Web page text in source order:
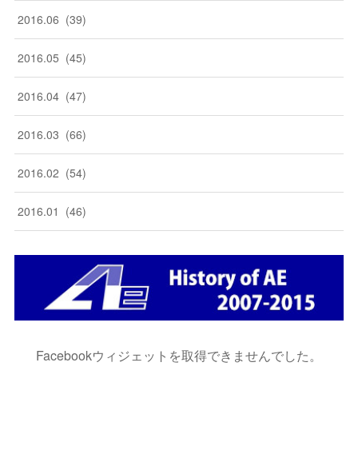
2016.06 (39)
2016.05 (45)
2016.04 (47)
2016.03 (66)
2016.02 (54)
2016.01 (46)
Facebookウィジェットを取得できませんでした。